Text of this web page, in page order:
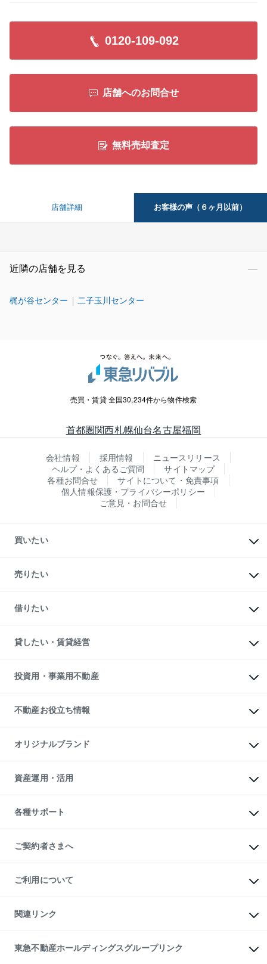
0120-109-092
店舗へのお問合せ
無料売却査定
店舗詳細 お客様の声（６ヶ月以前）
近隣の店舗を見る
梶が谷センター 二子玉川センター
売買・賃貸 全国30,234件から物件検索
首都圏関西札幌仙台名古屋福岡
会社情報 採用情報
ニュースリリース
ヘルプ・よくあるご質問
サイトマップ
各種お問合せ
サイトについて・免責事項
個人情報保護・プライバシーポリシー
ご意見・お問合せ
買いたい
新築・分譲マンションの購入
中古マンションの購入
一戸建ての購入
中古一戸建ての購入
不動産購入の流れ
注目キーワード物件特集
購入ガイド
English 繁体中文簡体中文
売りたい
一戸建ての売却・査定
土地の売却・査定
スピードAI査定
不動産査定について
不動産売却の流れ
不動産買換えの流れ
売却ガイド
借りたい
オフィス・店舗の賃貸
借りるときの流れ
借りるガイド
貸したい・賃貸経営
マンション賃料データ
賃貸管理プラン
リロケーションについて
貸すガイド
投資用・事業用不動産
事業用不動産
マンション投資
投資用マンション
アパート経営
収益物件
ビル購入（ビル一棟）
投資用不動産の売却査定
事業用不動産の売却査定
不動産お役立ち情報
マンションライブラリー
人気マンションランキング
暮らしに役立つ不動産メディア
不動産相場・不動産価格情報
不動産コラム・ニュース
不動産用語集
不動産なんでもネット相談室
住まいの税金
オリジナルブランド
一棟リノベーションマンション
L`GENTE（ルジェンテ）
区分リノベーションマンション
投資用一棟レジデンスWELL
不動産小口投資
LEGACIA（レガシア）
資産運用・活用
不動産M&A
アセットマネジメント・出資
各種サポート
相続サポート
リフォームサポート
ご契約者さまへ
ご紹介・再契約特典
入居者様専用-各種ご案内（賃貸）
東急こすもす会「こすもすWeb」
ご利用について
金融商品取引について
東急リバブル ソーシャルメディアポリシー
ご意見・お問い合わせ（金融商品取引専用の相談・お問い合わせ窓口）
ダイレクトメール（郵送物）・Eメールなどの送付停止について
関連リンク
これからご結婚される方に東急百貨店のブライダルクラブ
人材サービスのご用命は 東急リバブルスタッフ株式会社まで
東急不動産ホールディングスグループリンク